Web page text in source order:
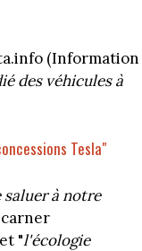
(Information
des véhicules à
Tesla"
à notre
"l'écologie